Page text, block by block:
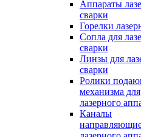
Аппараты
сварки
Горелки
Сопла для
сварки
Линзы для
сварки
Ролики
механизма для
лазерного
Каналы